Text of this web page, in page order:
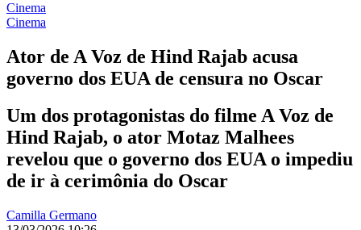
Cinema
Cinema
Ator de A Voz de Hind Rajab acusa
governo dos EUA de censura no Oscar
Um dos protagonistas do filme A Voz de
Hind Rajab, o ator Motaz Malhees
revelou que o governo dos EUA o impediu
de ir à cerimônia do Oscar
Camilla Germano